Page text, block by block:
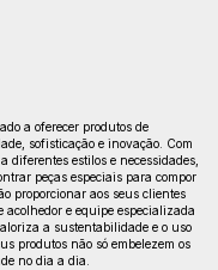
a oferecer produtos de
sofisticação e inovação. Com
estilos e necessidades,
peças especiais para compor
proporcionar aos seus clientes
e equipe especializada
a sustentabilidade e o uso
produtos não só embelezem os
no dia a dia.